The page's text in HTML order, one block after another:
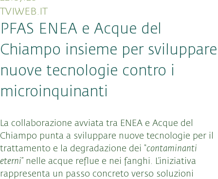
TVIWEB.IT
PFAS ENEA e Acque del
Chiampo insieme per sviluppare
nuove tecnologie contro i
microinquinanti
La collaborazione avviata tra ENEA e Acque del
Chiampo punta a sviluppare nuove tecnologie per il
trattamento e la degradazione dei “contaminanti
eterni” nelle acque reflue e nei fanghi. L’iniziativa
rappresenta un passo concreto verso soluzioni